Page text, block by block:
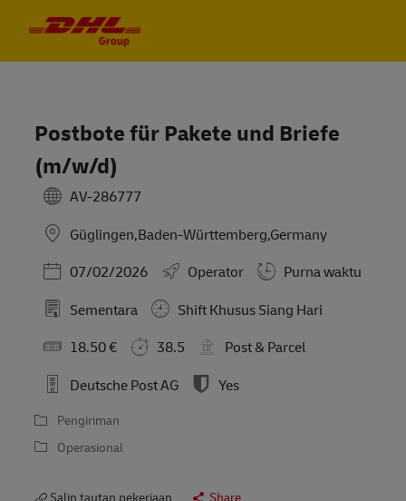
Postbote für Pakete und Briefe
(m/w/d)
AV-286777
Güglingen,Baden-Württemberg,Germany
Posted Date
07/02/2026 Operator
Purna waktu
Sementara
Shift Khusus Siang Hari
18.50 €
38.5
Post & Parcel
Deutsche Post AG
Yes
Pengiriman
Operasional
Salin tautan pekerjaan Share